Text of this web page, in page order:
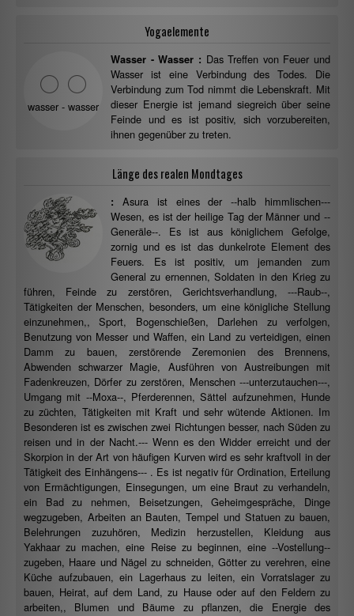
Yogaelemente
wasser - wasser
Wasser - Wasser : Das Treffen von Feuer und
Wasser ist eine Verbindung des Todes. Die
Verbindung zum Tod nimmt die Lebenskraft. Mit
dieser Energie ist jemand siegreich über seine
Feinde und es ist positiv, sich vorzubereiten,
ihnen gegenüber zu treten.
Länge des realen Mondtages
: Asura ist eines der --halb himmlischen---
Wesen, es ist der heilige Tag der Männer und --
Generäle--. Es ist aus königlichem Gefolge,
zornig und es ist das dunkelrote Element des
Feuers. Es ist positiv, um jemanden zum
General zu ernennen, Soldaten in den Krieg zu
führen, Feinde zu zerstören, Gerichtsverhandlung, ---Raub--,
Tätigkeiten der Menschen, besonders, um eine königliche Stellung
einzunehmen,, Sport, Bogenschießen, Darlehen zu verfolgen,
Benutzung von Messer und Waffen, ein Land zu verteidigen, einen
Damm zu bauen, zerstörende Zeremonien des Brennens,
Abwenden schwarzer Magie, Ausführen von Austreibungen mit
Fadenkreuzen, Dörfer zu zerstören, Menschen ---unterzutauchen---,
Umgang mit --Moxa--, Pferderennen, Sättel aufzunehmen, Hunde
zu züchten, Tätigkeiten mit Kraft und sehr wütende Aktionen. Im
Besonderen ist es zwischen zwei Richtungen besser, nach Süden zu
reisen und in der Nacht.--- Wenn es den Widder erreicht und der
Skorpion in der Art von häufigen Kurven wird es sehr kraftvoll in der
Tätigkeit des Einhängens--- . Es ist negativ für Ordination, Erteilung
von Ermächtigungen, Einsegungen, um eine Braut zu verhandeln,
ein Bad zu nehmen, Beisetzungen, Geheimgespräche, Dinge
wegzugeben, Arbeiten an Bauten, Tempel und Statuen zu bauen,
Belehrungen zuzuhören, Medizin herzustellen, Kleidung aus
Yakhaar zu machen, eine Reise zu beginnen, eine --Vostellung--
zugeben, Haare und Nägel zu schneiden, Götter zu verehren, eine
Küche aufzubauen, ein Lagerhaus zu leiten, ein Vorratslager zu
bauen, Heirat, auf dem Land, zu Hause oder auf den Feldern zu
arbeiten,, Blumen und Bäume zu pflanzen, die Energie des